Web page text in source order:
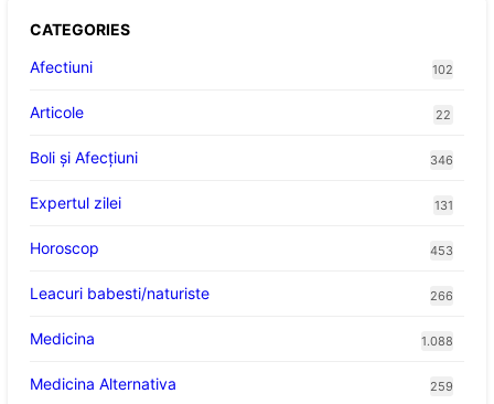
CATEGORIES
Afectiuni
102
Articole 22
Boli și Afecțiuni 346
Expertul zilei 131
Horoscop 453
Leacuri babesti/naturiste 266
Medicina 1.088
Medicina Alternativa 259